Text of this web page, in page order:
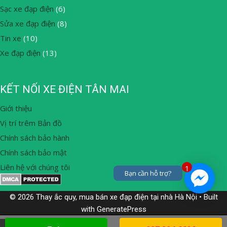
Sạc xe đạp điện (6)
Sửa xe đạp điện (8)
Tin xe (10)
Xe đạp điện (13)
KẾT NỐI XE ĐIỆN TÂN MAI
Giới thiệu
Vị trí trêm Bản đồ
Chính sách bảo hành
Chính sách bảo mật
Liên hệ với chúng tôi
© 2026 Thay ắc quy, mua bán xe đạp điện tại nhà Hà Nội • Built
with GeneratePress
1
Bạn cần hỗ trợ?